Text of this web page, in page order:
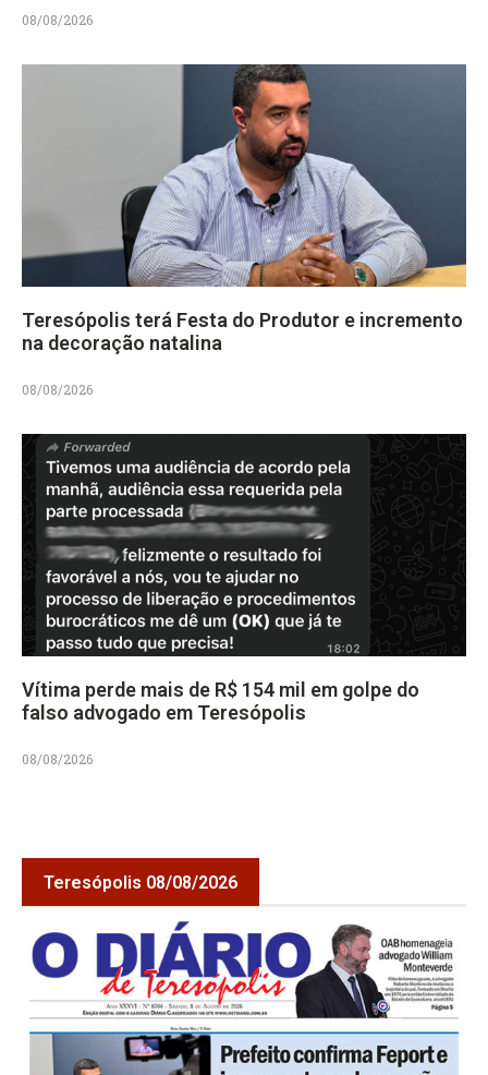
08/08/2026
Teresópolis terá Festa do Produtor e incremento
na decoração natalina
08/08/2026
Vítima perde mais de R$ 154 mil em golpe do
falso advogado em Teresópolis
08/08/2026
Teresópolis 08/08/2026